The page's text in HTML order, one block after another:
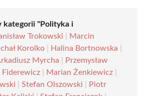
kategorii "Polityka i
Trokowski
Marcin
Korolko Halina Bortnowska
Myrcha
Przemysław
Marian Żenkiewicz
Stefan Olszowski
Piotr